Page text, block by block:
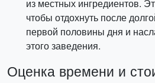
из местных ингредиентов.
чтобы отдохнуть после
первой половины дня и
этого заведения.
Оценка времени и